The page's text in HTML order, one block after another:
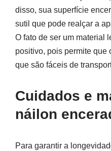
disso, sua superfície
sutil que pode realçar a
O fato de ser um material
positivo, pois permite que
que são fáceis de
Cuidados e
náilon
Para garantir a